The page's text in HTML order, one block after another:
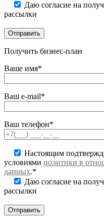
Даю согласие на
рассылки
Получить бизнес-план
Ваше имя*
Ваш e-mail*
Ваш телефон*
Настоящим
условиями политики в
данных.*
Даю согласие на
рассылки